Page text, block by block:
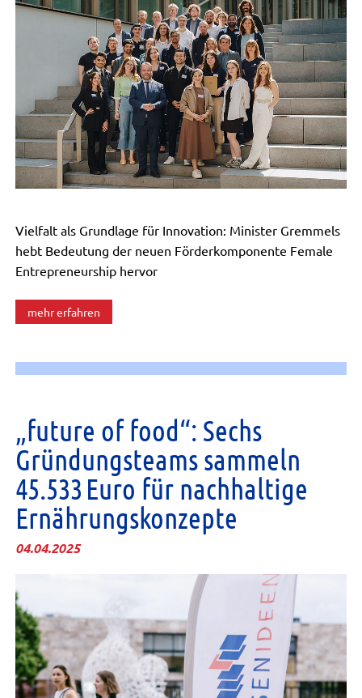
Vielfalt als Grundlage für Innovation: Minister Gremmels
hebt Bedeutung der neuen Förderkomponente Female
Entrepreneurship hervor
mehr erfahren
„future of food“: Sechs
Gründungsteams sammeln
45.533 Euro für nachhaltige
Ernährungskonzepte
04.04.2025